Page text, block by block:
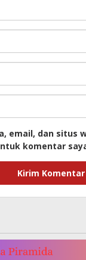
email, dan situs
komentar